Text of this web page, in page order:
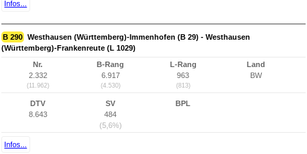
Infos...
B 290 Westhausen (Württemberg)-Immenhofen (B 29) - Westhausen
(Württemberg)-Frankenreute (L 1029)
Nr.
2.332
(11.962)
B-Rang
6.917
(4.530)
L-Rang
963
(813)
Land
BW
DTV
8.643
SV
484
(5,6%)
BPL
Infos...